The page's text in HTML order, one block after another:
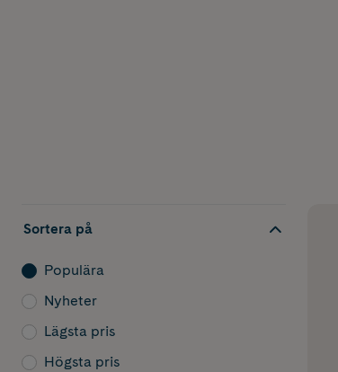
Sortera på
Populära
Nyheter
Lägsta pris
Högsta pris